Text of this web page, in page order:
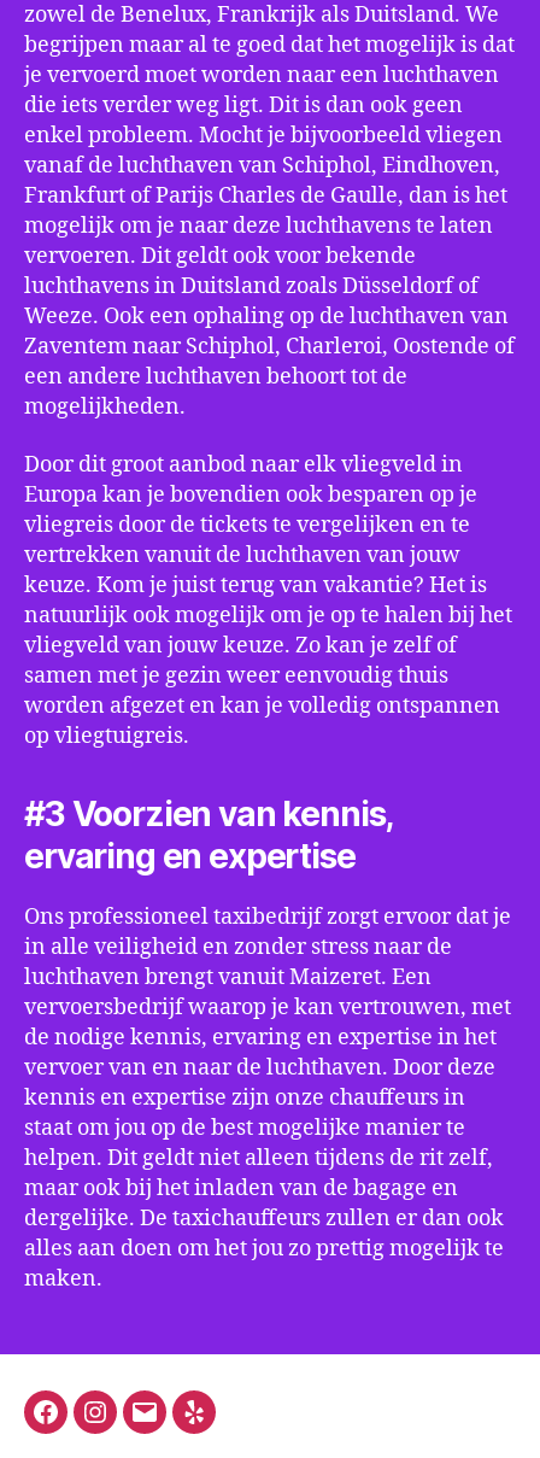
zowel de Benelux, Frankrijk als Duitsland. We
begrijpen maar al te goed dat het mogelijk is dat
je vervoerd moet worden naar een luchthaven
die iets verder weg ligt. Dit is dan ook geen
enkel probleem. Mocht je bijvoorbeeld vliegen
vanaf de luchthaven van Schiphol, Eindhoven,
Frankfurt of Parijs Charles de Gaulle, dan is het
mogelijk om je naar deze luchthavens te laten
vervoeren. Dit geldt ook voor bekende
luchthavens in Duitsland zoals Düsseldorf of
Weeze. Ook een ophaling op de luchthaven van
Zaventem naar Schiphol, Charleroi, Oostende of
een andere luchthaven behoort tot de
mogelijkheden.
Door dit groot aanbod naar elk vliegveld in
Europa kan je bovendien ook besparen op je
vliegreis door de tickets te vergelijken en te
vertrekken vanuit de luchthaven van jouw
keuze. Kom je juist terug van vakantie? Het is
natuurlijk ook mogelijk om je op te halen bij het
vliegveld van jouw keuze. Zo kan je zelf of
samen met je gezin weer eenvoudig thuis
worden afgezet en kan je volledig ontspannen
op vliegtuigreis.
#3 Voorzien van kennis,
ervaring en expertise
Ons professioneel taxibedrijf zorgt ervoor dat je
in alle veiligheid en zonder stress naar de
luchthaven brengt vanuit Maizeret. Een
vervoersbedrijf waarop je kan vertrouwen, met
de nodige kennis, ervaring en expertise in het
vervoer van en naar de luchthaven. Door deze
kennis en expertise zijn onze chauffeurs in
staat om jou op de best mogelijke manier te
helpen. Dit geldt niet alleen tijdens de rit zelf,
maar ook bij het inladen van de bagage en
dergelijke. De taxichauffeurs zullen er dan ook
alles aan doen om het jou zo prettig mogelijk te
maken.
FacebookInstagram
E-
Yelp